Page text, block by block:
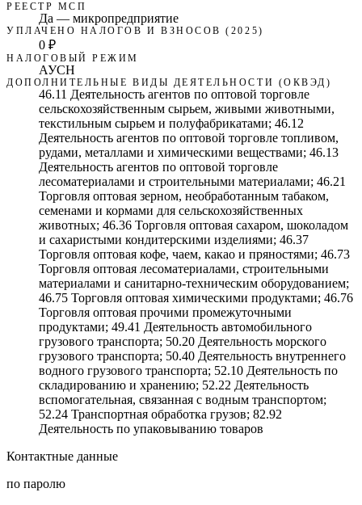
РЕЕСТР МСП
Да — микропредприятие
УПЛАЧЕНО НАЛОГОВ И ВЗНОСОВ (2025)
0 ₽
НАЛОГОВЫЙ РЕЖИМ
АУСН
ДОПОЛНИТЕЛЬНЫЕ ВИДЫ ДЕЯТЕЛЬНОСТИ (ОКВЭД)
46.11 Деятельность агентов по оптовой торговле
сельскохозяйственным сырьем, живыми животными,
текстильным сырьем и полуфабрикатами; 46.12
Деятельность агентов по оптовой торговле топливом,
рудами, металлами и химическими веществами; 46.13
Деятельность агентов по оптовой торговле
лесоматериалами и строительными материалами; 46.21
Торговля оптовая зерном, необработанным табаком,
семенами и кормами для сельскохозяйственных
животных; 46.36 Торговля оптовая сахаром, шоколадом
и сахаристыми кондитерскими изделиями; 46.37
Торговля оптовая кофе, чаем, какао и пряностями; 46.73
Торговля оптовая лесоматериалами, строительными
материалами и санитарно-техническим оборудованием;
46.75 Торговля оптовая химическими продуктами; 46.76
Торговля оптовая прочими промежуточными
продуктами; 49.41 Деятельность автомобильного
грузового транспорта; 50.20 Деятельность морского
грузового транспорта; 50.40 Деятельность внутреннего
водного грузового транспорта; 52.10 Деятельность по
складированию и хранению; 52.22 Деятельность
вспомогательная, связанная с водным транспортом;
52.24 Транспортная обработка грузов; 82.92
Деятельность по упаковыванию товаров
Контактные данные
по паролю